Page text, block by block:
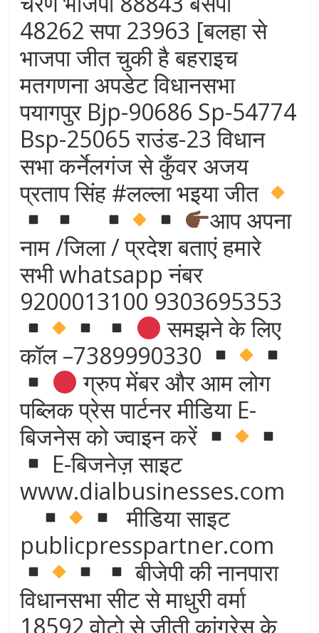
48262 सपा 23963 [बलहा से
भाजपा जीत चुकी है बहराइच
मतगणना अपडेट विधानसभा
पयागपुर Bjp-90686 Sp-54774
Bsp-25065 राउंड-23 विधान
सभा कर्नेलगंज से कुँवर अजय
प्रताप सिंह #लल्ला भइया जीत
आप अपना
नाम /जिला / प्रदेश बताएं हमारे
सभी whatsapp नंबर
9200013100 9303695353
समझने के लिए
कॉल –7389990330
ग्रुप मेंबर और आम लोग
पब्लिक प्रेस पार्टनर मीडिया E-
बिजनेस को ज्वाइन करें
E-बिजनेज़ साइट
www.dialbusinesses.com
मीडिया साइट
publicpresspartner.com
बीजेपी की नानपारा
विधानसभा सीट से माधुरी वर्मा
18592 वोटो से जीती कांग्रेस के